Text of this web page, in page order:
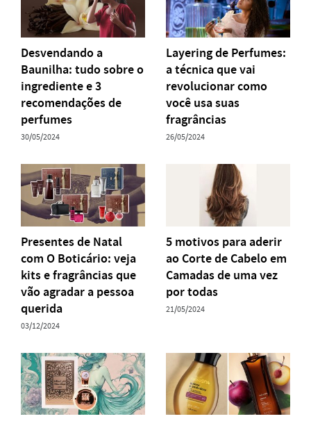
Desvendando a
Baunilha: tudo sobre o
ingrediente e 3
recomendações de
perfumes
30/05/2024
Layering de Perfumes:
a técnica que vai
revolucionar como
você usa suas
fragrâncias
26/05/2024
Presentes de Natal
com O Boticário: veja
kits e fragrâncias que
vão agradar a pessoa
querida
03/12/2024
5 motivos para aderir
ao Corte de Cabelo em
Camadas de uma vez
por todas
21/05/2024